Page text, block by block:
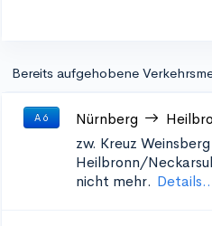
Bereits aufgehobene
A 6 Nürnberg
zw. Kreuz
Heilbronn/
nicht mehr.